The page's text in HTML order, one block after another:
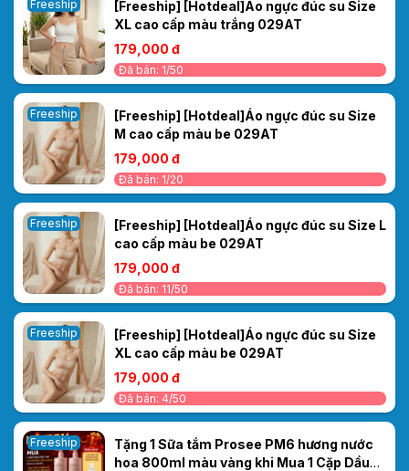
Freeship
[Freeship] [Hotdeal]Áo ngực đúc su Size
XL cao cấp màu trắng 029AT
179,000 đ
Đã bán: 1/50
Freeship
[Freeship] [Hotdeal]Áo ngực đúc su Size
M cao cấp màu be 029AT
179,000 đ
Đã bán: 1/20
Freeship
[Freeship] [Hotdeal]Áo ngực đúc su Size L
cao cấp màu be 029AT
179,000 đ
Đã bán: 11/50
Freeship
[Freeship] [Hotdeal]Áo ngực đúc su Size
XL cao cấp màu be 029AT
179,000 đ
Đã bán: 4/50
Freeship
Tặng 1 Sữa tắm Prosee PM6 hương nước
hoa 800ml màu vàng khi Mua 1 Cặp Dầu